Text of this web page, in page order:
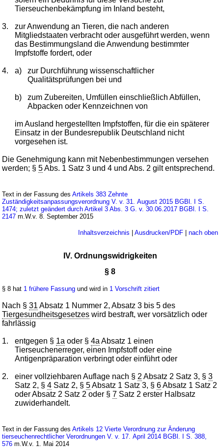
Tierseuchenbekämpfung im Inland besteht,
3.
zur Anwendung an Tieren, die nach anderen
Mitgliedstaaten verbracht oder ausgeführt werden, wenn
das Bestimmungsland die Anwendung bestimmter
Impfstoffe fordert, oder
4. a)
zur Durchführung wissenschaftlicher
Qualitätsprüfungen bei und
b)
zum Zubereiten, Umfüllen einschließlich Abfüllen,
Abpacken oder Kennzeichnen von
im Ausland hergestellten Impfstoffen, für die ein späterer
Einsatz in der Bundesrepublik Deutschland nicht
vorgesehen ist.
Die Genehmigung kann mit Nebenbestimmungen versehen
werden; §5Abs. 1 Satz 3 und 4 und Abs. 2 gilt entsprechend.
Text in der Fassung desArtikels 383 Zehnte
Zuständigkeitsanpassungsverordnung V. v. 31. August 2015 BGBl. I S.
1474; zuletzt geändert durch Artikel 3 Abs. 3 G. v. 30.06.2017 BGBl. I S.
2147 m.W.v. 8. September 2015
Inhaltsverzeichnis Ausdrucken/PDF| nach oben
IV. Ordnungswidrigkeiten
§ 8
§ 8 hat 1 frühere Fassung und wird in 1 Vorschrift zitiert
Nach §31 Absatz 1 Nummer 2, Absatz 3 bis 5 des
Tiergesundheitsgesetzes wird bestraft, wer vorsätzlich oder
fahrlässig
1. entgegen § 1a oder §4a Absatz 1 einen
Tierseuchenerreger, einen Impfstoff oder eine
Antigenpräparation verbringt oder einführt oder
2. einer vollziehbaren Auflage nach § 2 Absatz 2 Satz 3, §3
Satz 2, §4 Satz 2, §5Absatz 1 Satz 3, §6Absatz 1 Satz 2
oder Absatz 2 Satz 2 oder §7 Satz 2 erster Halbsatz
zuwiderhandelt.
Text in der Fassung desArtikels 12 Vierte Verordnung zur Änderung
tierseuchenrechtlicher Verordnungen V. v. 17. April 2014 BGBl. I S. 388,
576 m.W.v. 1. Mai 2014